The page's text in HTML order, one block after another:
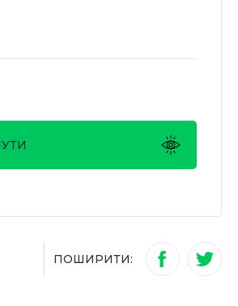
ПОШИРИТИ: